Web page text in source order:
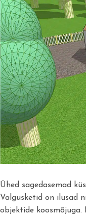
Ühed sagedasemad
Valgusketid on ilusad
objektide